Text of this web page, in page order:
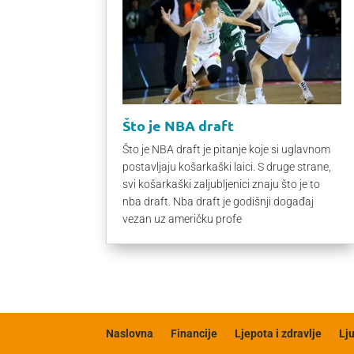
Što je NBA draft
Što je NBA draft je pitanje koje si uglavnom
postavljaju košarkaški laici. S druge strane,
svi košarkaški zaljubljenici znaju što je to
nba draft. Nba draft je godišnji događaj
vezan uz američku profe
Naslovna Financije Ljepota i zdravlje